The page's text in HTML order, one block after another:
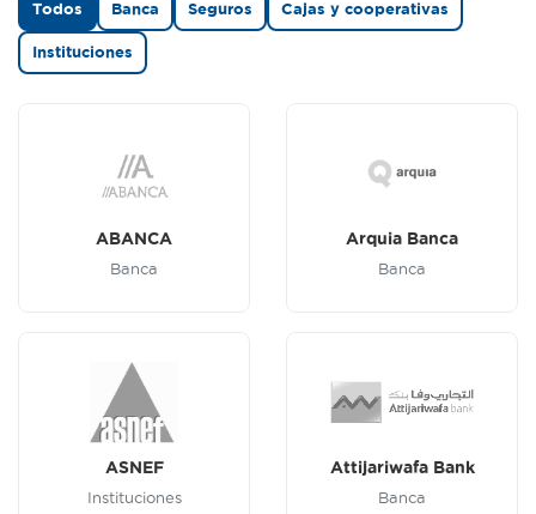
Todos Banca Seguros Cajas y cooperativas
Instituciones
ABANCA
Banca
Arquia Banca
Banca
ASNEF
Instituciones
Attijariwafa Bank
Banca